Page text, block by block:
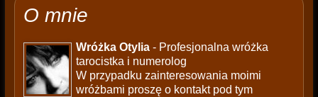
O mnie
Wróżka Otylia- Profesjonalna wróżka
tarocistka i numerolog
W przypadku zainteresowania moimi
wróżbami proszę o kontakt pod tym